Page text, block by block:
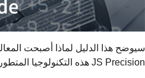
سيوضح هذا الدليل لماذا أصبحت
JS Precision هذه التكنولوجيا المتطورة لتكون شريكك الأكثر موثوقية، بدءًا من المفهوم وحتى المنتج النهائي.